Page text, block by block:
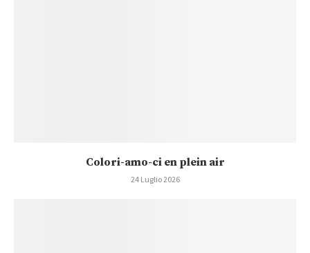
Colori-amo-ci en plein air
24 Luglio 2026